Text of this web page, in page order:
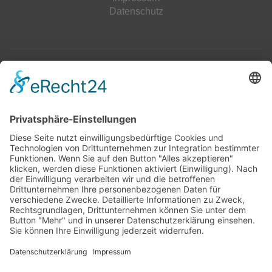
Datenschutz
Jahrescharts
Top 100
Hot 50
Top Neueinsteiger
Highscores